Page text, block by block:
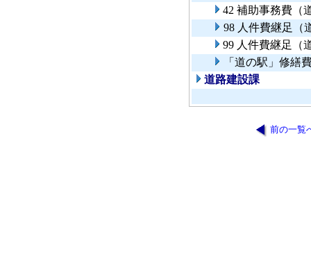
42 補助事務費（
98 人件費継足（
99 人件費継足（
「道の駅」修繕
道路建設課
前の一覧